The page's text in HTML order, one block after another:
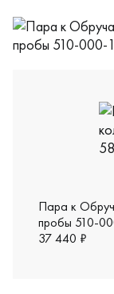
Пара к
пробы 510-
37 440 ₽